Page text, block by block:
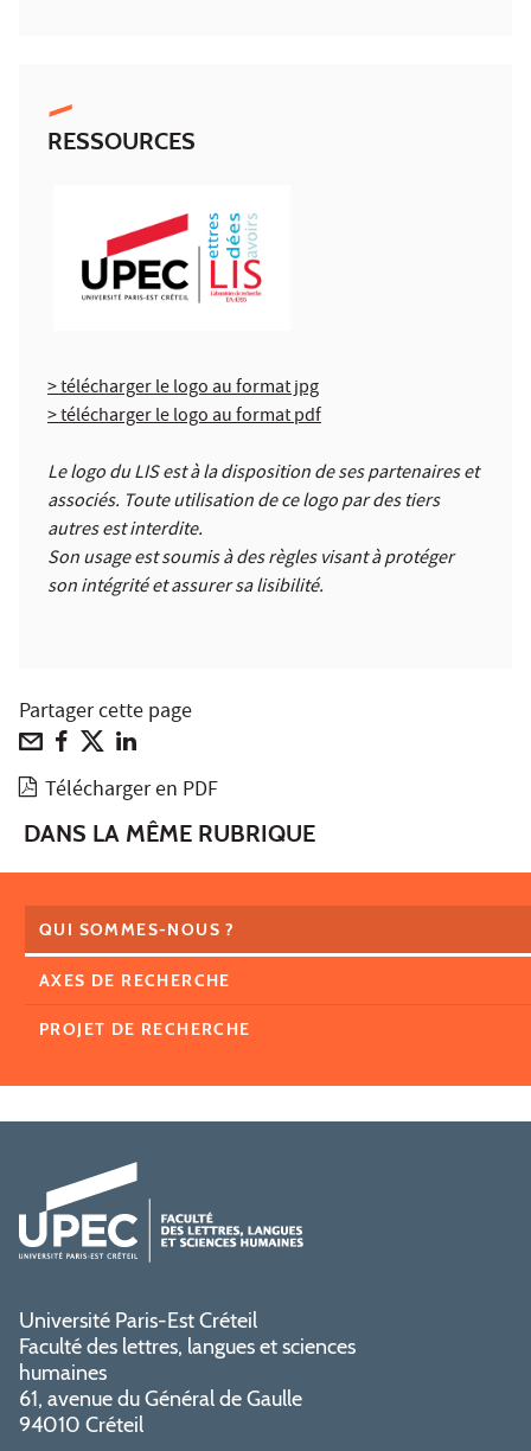
RESSOURCES
> télécharger le logo au format jpg
> télécharger le logo au format pdf
Le logo du LIS est à la disposition de ses partenaires et
associés. Toute utilisation de ce logo par des tiers
autres est interdite.
Son usage est soumis à des règles visant à protéger
son intégrité et assurer sa lisibilité.
Partager cette page
Télécharger en PDF
DANS LA MÊME RUBRIQUE
QUI SOMMES-NOUS ?
AXES DE RECHERCHE
PROJET DE RECHERCHE
Université Paris-Est Créteil
Faculté des lettres, langues et sciences
humaines
61, avenue du Général de Gaulle
94010 Créteil